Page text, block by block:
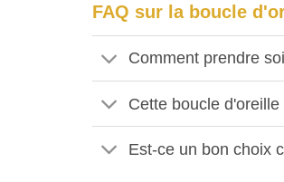
FAQ sur la boucle
Comment prendre
Cette boucle
Est-ce un bon choix